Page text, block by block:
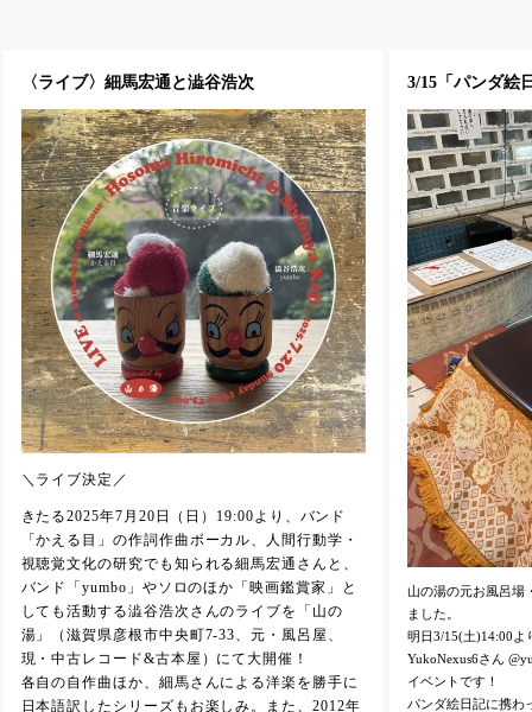
〈ライブ〉細馬宏通と澁谷浩次
＼ライブ決定／
きたる2025年7月20日（日）19:00より、バンド
「かえる目」の作詞作曲ボーカル、人間行動学・
視聴覚文化の研究でも知られる細馬宏通さんと、
バンド「yumbo」やソロのほか「映画鑑賞家」と
しても活動する澁谷浩次さんのライブを「山の
湯」（滋賀県彦根市中央町7-33、元・風呂屋、
現・中古レコード&古本屋）にて大開催！
各自の自作曲ほか、細馬さんによる洋楽を勝手に
日本語訳したシリーズもお楽しみ。また、2012年
3/15「パンダ絵
山の湯の元お風呂場
ました。
明日3/15(土)14:00よ
YukoNexus6さん
イベントです！
パンダ絵日記に携わ